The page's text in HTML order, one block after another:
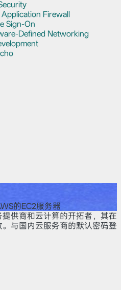
Firewall
Sign-On
Defined Networking
的EC2服务器
供商和云计算的开拓者，其在
与国内云服务商的默认密码登